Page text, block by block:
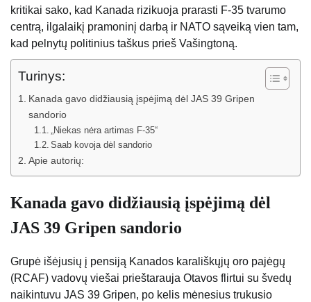
kritikai sako, kad Kanada rizikuoja prarasti F-35 tvarumo
centrą, ilgalaikį pramoninį darbą ir NATO sąveiką vien tam,
kad pelnytų politinius taškus prieš Vašingtoną.
Turinys:
Kanada gavo didžiausią įspėjimą dėl JAS 39 Gripen
sandorio
„Niekas nėra artimas F-35“
Saab kovoja dėl sandorio
Apie autorių:
Kanada gavo didžiausią įspėjimą dėl
JAS 39 Gripen sandorio
Grupė išėjusių į pensiją Kanados karališkųjų oro pajėgų
(RCAF) vadovų viešai prieštarauja Otavos flirtui su švedų
naikintuvu JAS 39 Gripen, po kelis mėnesius trukusio